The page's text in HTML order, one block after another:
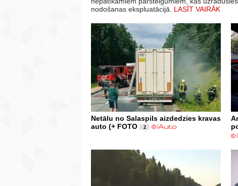
nodošanas ekspluatācijā. LASĪT VAIRĀK
Netālu no Salaspils aizdedzies kravas
auto (+ FOTO
2